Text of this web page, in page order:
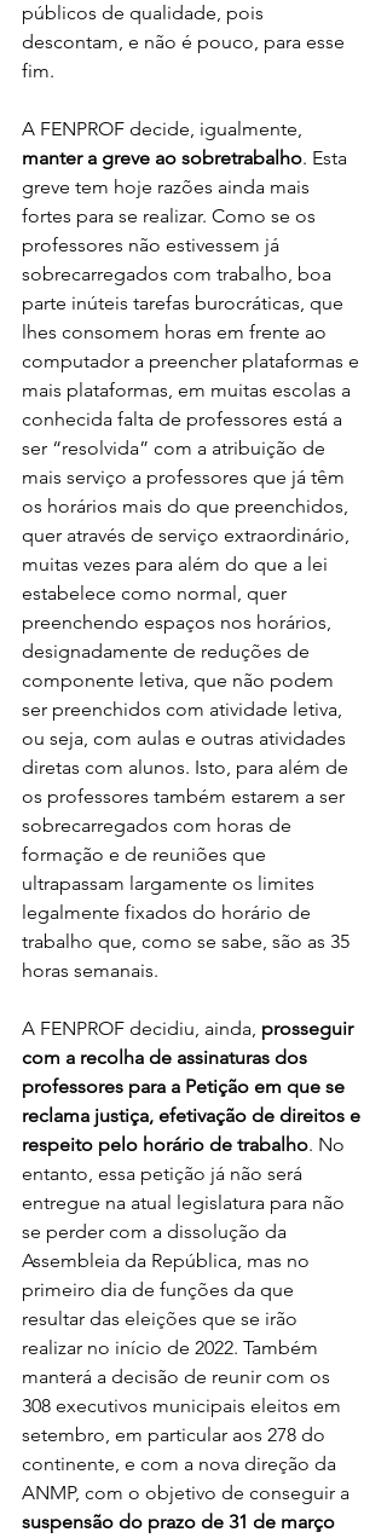
públicos de qualidade, pois
descontam, e não é pouco, para esse
fim.
A FENPROF decide, igualmente,
manter a greve ao sobretrabalho. Esta
greve tem hoje razões ainda mais
fortes para se realizar. Como se os
professores não estivessem já
sobrecarregados com trabalho, boa
parte inúteis tarefas burocráticas, que
lhes consomem horas em frente ao
computador a preencher plataformas e
mais plataformas, em muitas escolas a
conhecida falta de professores está a
ser “resolvida” com a atribuição de
mais serviço a professores que já têm
os horários mais do que preenchidos,
quer através de serviço extraordinário,
muitas vezes para além do que a lei
estabelece como normal, quer
preenchendo espaços nos horários,
designadamente de reduções de
componente letiva, que não podem
ser preenchidos com atividade letiva,
ou seja, com aulas e outras atividades
diretas com alunos. Isto, para além de
os professores também estarem a ser
sobrecarregados com horas de
formação e de reuniões que
ultrapassam largamente os limites
legalmente fixados do horário de
trabalho que, como se sabe, são as 35
horas semanais.
A FENPROF decidiu, ainda, prosseguir
com a recolha de assinaturas dos
professores para a Petição em que se
reclama justiça, efetivação de direitos e
respeito pelo horário de trabalho. No
entanto, essa petição já não será
entregue na atual legislatura para não
se perder com a dissolução da
Assembleia da República, mas no
primeiro dia de funções da que
resultar das eleições que se irão
realizar no início de 2022. Também
manterá a decisão de reunir com os
308 executivos municipais eleitos em
setembro, em particular aos 278 do
continente, e com a nova direção da
ANMP, com o objetivo de conseguir a
suspensão do prazo de 31 de março